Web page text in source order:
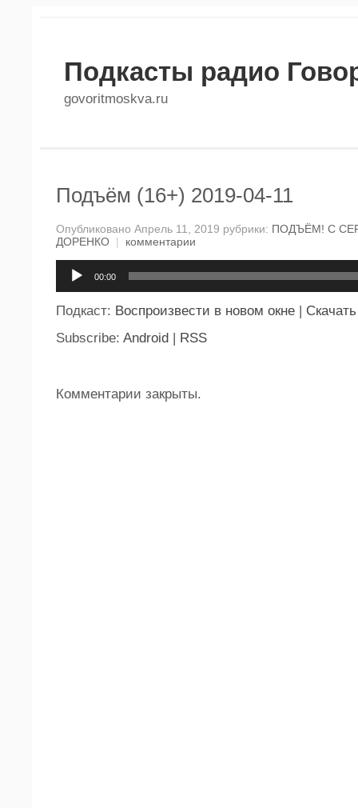
Подкасты радио
govoritmoskva.ru
Подъём (16+) 2019-04-11
Опубликовано Апрель 11, 2019 рубрики: ПОДЪЁМ! С
ДОРЕНКО | комментарии
00:00
Подкаст: Воспроизвести в новом окне | Скачать
Subscribe: Android | RSS
Комментарии закрыты.